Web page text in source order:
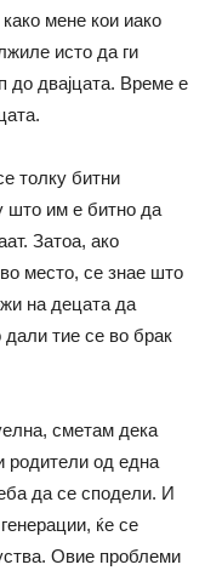
мене кои иако
исто да ги
до двајцата. Време е
толку битни
што им е битно да
Затоа, ако
место, се знае што
на децата да
дали тие се во брак
сметам дека
родители од една
да се сподели. И
ќе се
Овие проблеми